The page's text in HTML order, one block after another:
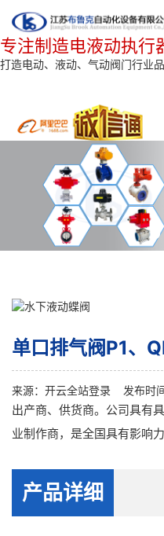
专注制造电液动执行
打造电动、液动、气动阀门行业
单口排气阀P1、
来源： 开云全站登录 发布时
出产商、供货商。公司具有
业制作商，是全国具有影响
产品详细